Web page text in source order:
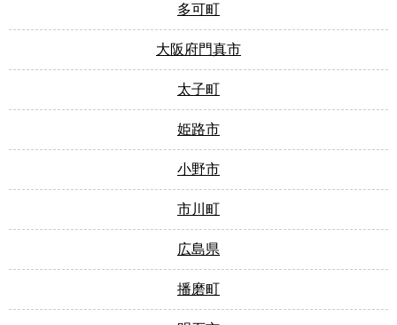
多可町
大阪府門真市
太子町
姫路市
小野市
市川町
広島県
播磨町